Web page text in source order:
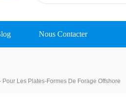
Nous Contacter
Les Plates-Formes De Forage Offshore